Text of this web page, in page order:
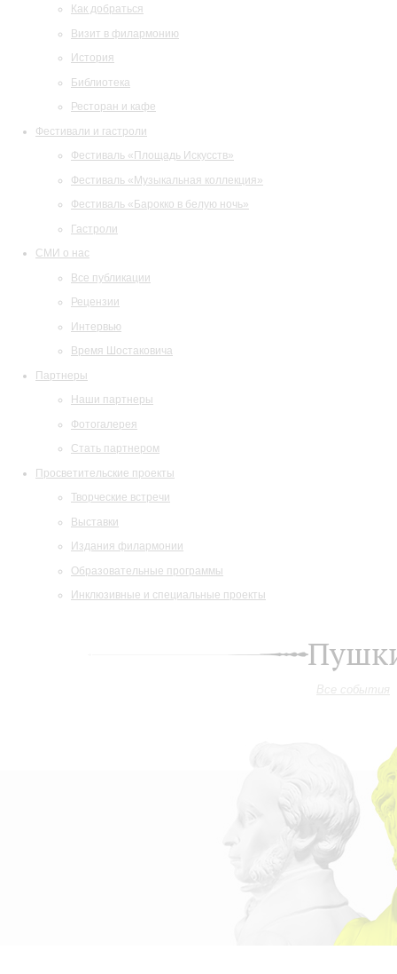
Как добраться
Визит в филармонию
История
Библиотека
Ресторан и кафе
Фестивали и гастроли
Фестиваль «Площадь Искусств»
Фестиваль «Музыкальная коллекция»
Фестиваль «Барокко в белую ночь»
Гастроли
СМИ о нас
Все публикации
Рецензии
Интервью
Время Шостаковича
Партнеры
Наши партнеры
Фотогалерея
Стать партнером
Просветительские проекты
Творческие встречи
Выставки
Издания филармонии
Образовательные программы
Инклюзивные и специальные проекты
Все события